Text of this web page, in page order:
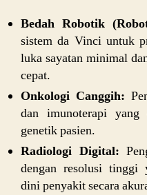
Bedah Robotik
sistem da Vinci untuk
luka sayatan minimal
cepat.
Onkologi Canggih:
dan imunoterapi yang
genetik pasien.
Radiologi Digital:
dengan resolusi tinggi
dini penyakit secara